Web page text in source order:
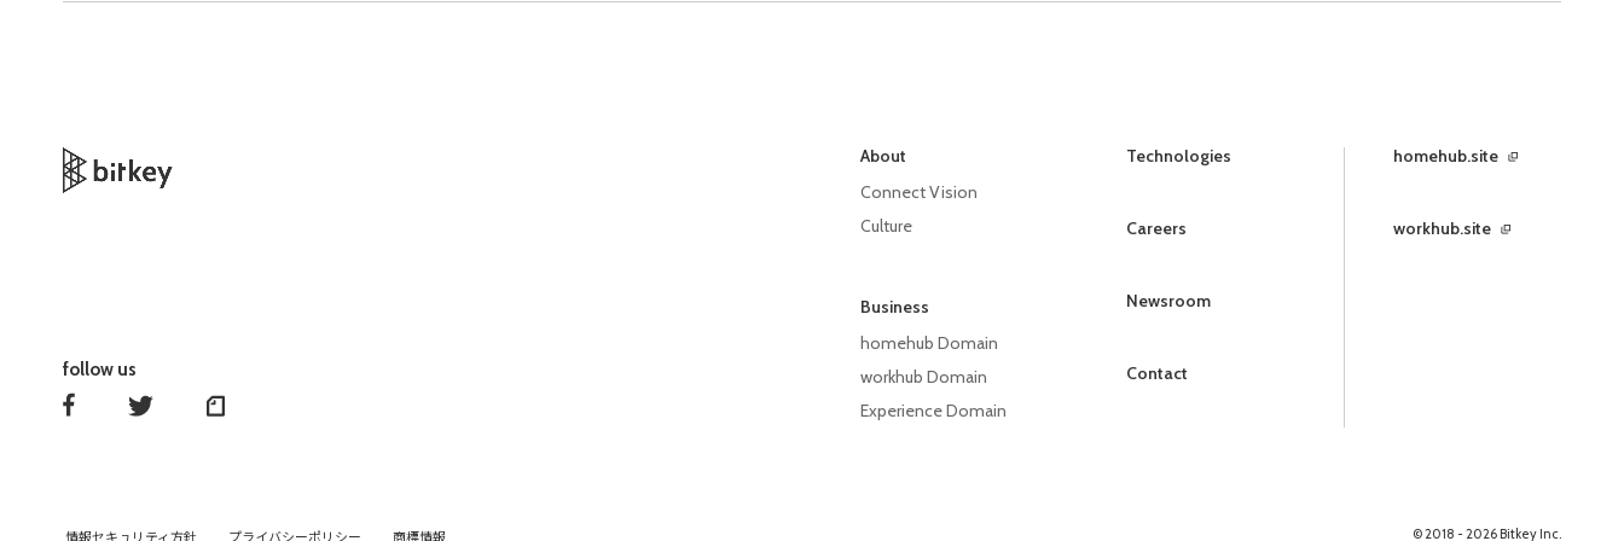
follow us
About
Connect Vision
Culture
Business
homehub Domain
workhub Domain
Experience Domain
Technologies
Careers
Newsroom
Contact
homehub.site
workhub.site
情報セキュリティ方針 プライバシーポリシー 商標情報 © 2018 - 2026 Bitkey Inc.